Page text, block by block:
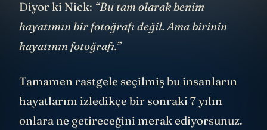
Diyor ki Nick: “Bu tam olarak benim
hayatımın bir fotoğrafı değil. Ama birinin
hayatının fotoğrafı.”
Tamamen rastgele seçilmiş bu insanların
hayatlarını izledikçe bir sonraki 7 yılın
onlara ne getireceğini merak ediyorsunuz.